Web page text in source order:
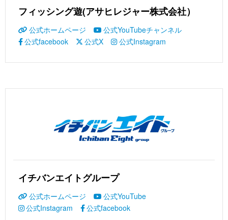
フィッシング遊(アサヒレジャー株式会社）
公式ホームページ
公式YouTubeチャンネル
公式facebook
公式X 公式Instagram
イチバンエイトグループ
公式ホームページ
公式YouTube
公式Instagram
公式facebook